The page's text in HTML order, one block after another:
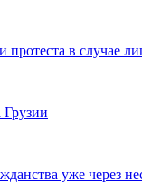
в случае
уже через